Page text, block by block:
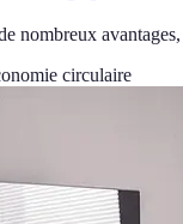
nombreux
circulaire